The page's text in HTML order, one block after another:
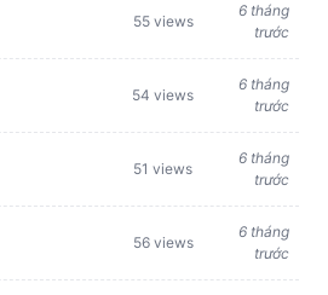
55 views
6 tháng
trước
54 views
6 tháng
trước
51 views
6 tháng
trước
56 views
6 tháng
trước